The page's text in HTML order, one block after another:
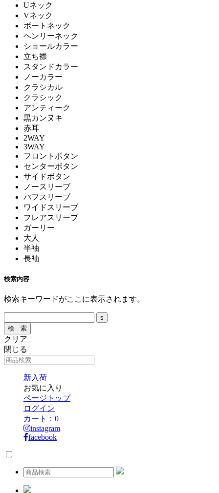
Uネック
Vネック
ボートネック
ヘンリーネック
ショールカラー
立ち襟
スタンドカラー
ノーカラー
クラシカル
クラシック
アンティーク
黒カンヌキ
赤耳
2WAY
3WAY
フロントボタン
センターボタン
サイドボタン
ノースリーブ
パフスリーブ
ワイドスリーブ
フレアスリーブ
ガーリー
大人
半袖
長袖
検索内容
検索キーワードがここに表示されます。
クリア
閉じる
新入荷
お気に入り
ページトップ
ログイン
カート： 0
instagram
facebook